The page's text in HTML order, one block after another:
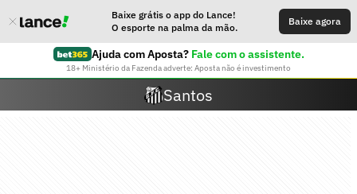
Baixe grátis o app do Lance!
O esporte na palma da mão.
Baixe agora
Ajuda com Aposta? Fale com o assistente.
18+ Ministério da Fazenda adverte: Aposta não é investimento
Santos